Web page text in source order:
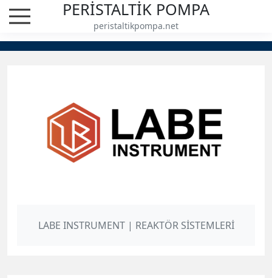
PERİSTALTİK POMPA
peristaltikpompa.net
ÜRÜNLER
LABE INSTRUMENT | REAKTÖR SİSTEMLERİ